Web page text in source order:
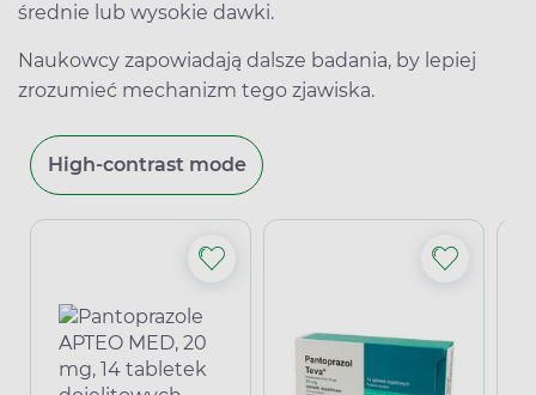
średnie lub wysokie dawki.
Naukowcy zapowiadają dalsze badania, by lepiej
zrozumieć mechanizm tego zjawiska.
High-contrast mode